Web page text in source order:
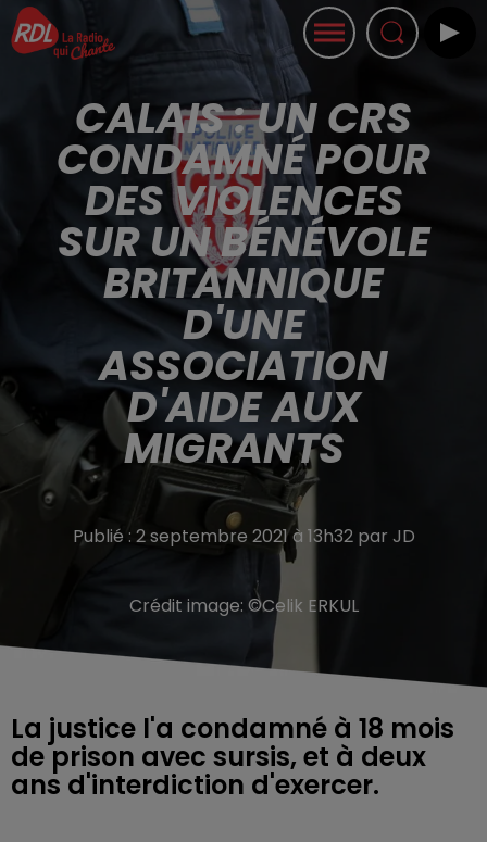
CALAIS : UN CRS
CONDAMNÉ POUR
DES VIOLENCES
SUR UN BÉNÉVOLE
BRITANNIQUE
D'UNE
ASSOCIATION
D'AIDE AUX
MIGRANTS
Publié : 2 septembre 2021 à 13h32 par JD
Crédit image: ©Celik ERKUL
La justice l'a condamné à 18 mois
de prison avec sursis, et à deux
ans d'interdiction d'exercer.